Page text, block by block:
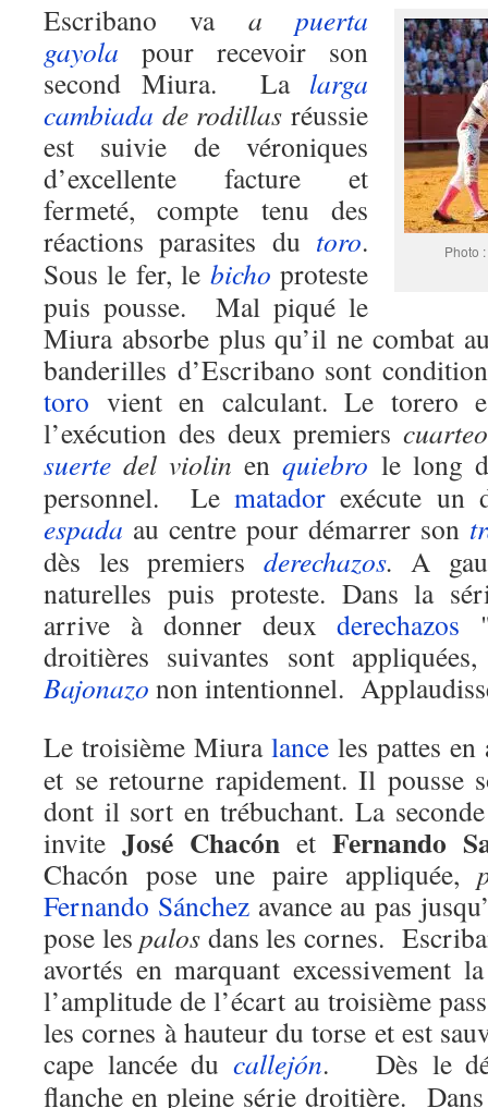
Photo
Escribano va apuerta
gayola pour recevoir son
second Miura. La larga
cambiada de rodillas réussie
est suivie de véroniques
d’excellente facture et
fermeté, compte tenu des
réactions parasites du toro.
Sous le fer, le bicho proteste
puis pousse. Mal piqué le
Miura absorbe plus qu’il ne combat
banderilles d’Escribano sont
toro vient en calculant. Le torero
l’exécution des deux premiers
suerte del violin enquiebro le long
personnel. Lematador exécute un
espada au centre pour démarrer son
dès les premiers derechazos. A
naturelles puis proteste. Dans la
arrive à donner deuxderechazos
droitières suivantes sont
Bajonazo non intentionnel.
Le troisième Miura lance les pattes
et se retourne rapidement. Il pousse
dont il sort en trébuchant. La
invite José Chacón et Fernando
Chacón pose une paire appliquée,
Fernando Sánchezavance au pas
pose les palos dans les cornes.
avortés en marquant excessivement
l’amplitude de l’écart au troisième
les cornes à hauteur du torse et est
cape lancée du callejón. Dès le
flanche en pleine série droitière.